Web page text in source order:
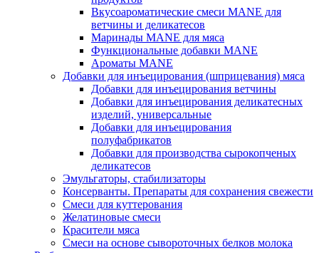
Вкусоароматические смеси MANE для
ветчины и деликатесов
Маринады MANE для мяса
Функциональные добавки MANE
Ароматы MANE
Добавки для инъецирования (шприцевания) мяса
Добавки для инъецирования ветчины
Добавки для инъецирования деликатесных
изделий, универсальные
Добавки для инъецирования
полуфабрикатов
Добавки для производства сырокопченых
деликатесов
Эмульгаторы, стабилизаторы
Консерванты. Препараты для сохранения свежести
Смеси для куттерования
Желатиновые смеси
Красители мяса
Смеси на основе сывороточных белков молока